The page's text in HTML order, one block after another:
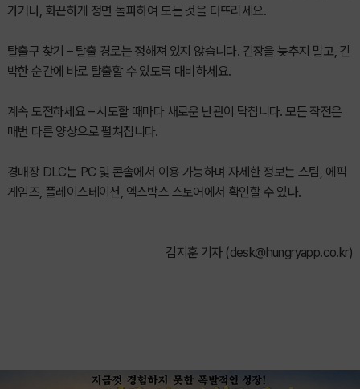
가거나, 화끈하게 정면 돌파하여 모든 것을 터뜨리세요.
탈출구 찾기 – 탈출 경로는 정해져 있지 않습니다. 긴장을 늦추지 말고, 긴
박한 순간에 바로 탈출할 수 있도록 대비하세요.
계속 도전하세요 – 시도할 때마다 새로운 난관이 닥칩니다. 모든 작전은
매번 다른 양상으로 펼쳐집니다.
경매장 DLC는 PC 및 콘솔에서 이용 가능하며 자세한 정보는 스팀, 에픽
게임즈, 플레이스테이션, 엑스박스 스토어에서 확인할 수 있다.
김지훈 기자 (desk@hungryapp.co.kr)